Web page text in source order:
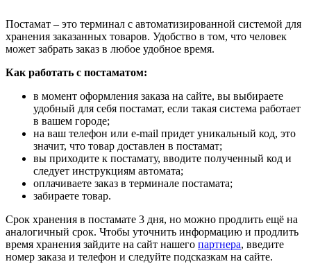
Постамат – это терминал с автоматизированной системой для
хранения заказанных товаров. Удобство в том, что человек
может забрать заказ в любое удобное время.
Как работать с постаматом:
в момент оформления заказа на сайте, вы выбираете
удобный для себя постамат, если такая система работает
в вашем городе;
на ваш телефон или e-mail придет уникальный код, это
значит, что товар доставлен в постамат;
вы приходите к постамату, вводите полученный код и
следует инструкциям автомата;
оплачиваете заказ в терминале постамата;
забираете товар.
Срок хранения в постамате 3 дня, но можно продлить ещё на
аналогичный срок. Чтобы уточнить информацию и продлить
время хранения зайдите на сайт нашего партнера, введите
номер заказа и телефон и следуйте подсказкам на сайте.